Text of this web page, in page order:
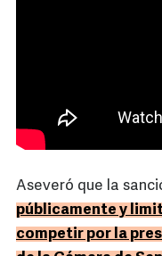
Aseveró que la
públicamente y
competir por la